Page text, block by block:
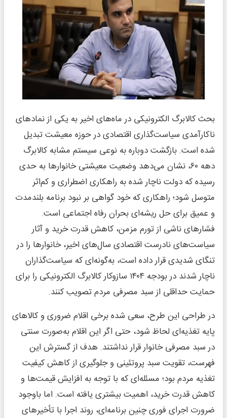
بحث کالابرگ الکترونیکی در ماه‌های اخیر به یکی از نمادهای
ناکارآمدی سیاست‌گذاری اقتصادی در حوزه معیشت تبدیل
شده است. بازگشت دوباره به نوعی سیستم مشابه کالابرگ
دهه ۶۰، نشان می‌دهد وضعیت معیشتی خانوارها به حدی
رسیده که دولت ناچار شده به راهکاری اضطراری و کم‌اثر
متوسل شود؛ راهکاری که خود گواهی بر نبود برنامه بلندمدت
و عمیق برای حل ریشه‌ای بحران رفاه اجتماعی است.
فشارهای ناشی از تورم مزمن، کاهش قدرت خرید و آثار
سیاست‌های نادرست اقتصادی سال‌های اخیر، خانوارها را در
تنگای شدیدی قرار داده است، به‌گونه‌ای که سیاست‌گذاران
ناچار شدند در بودجه ۱۴۰۴ سازوکار کالابرگ الکترونیکی را برای
حمایت حداقلی از سبد مصرفی مردم تصویب کنند.
در طراحی این طرح، سعی شده برخی اقلام ضروری و کالاهای
پایه تغذیه‌ای لحاظ شود، حتی اگر این اقلام به‌صورت سنتی
در سبد مصرفی خانوار قرار نداشتند. هدف از گسترش این
فهرست، تقویت سبد پروتئینی و جلوگیری از کاهش کیفیت
تغذیه مردم بود؛ مسئله‌ای که با توجه به افزایش قیمت‌ها و
کاهش قدرت خرید، اهمیت بیشتری یافته است. اما باوجود
ضرورت اجرای فوری چنین برنامه‌ای، روند اجرا با تأخیرهای